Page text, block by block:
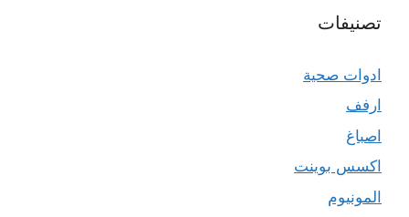
تصنيفات
ادوات صحية
ارفف
اصباغ
اكسس بوينت
المونيوم